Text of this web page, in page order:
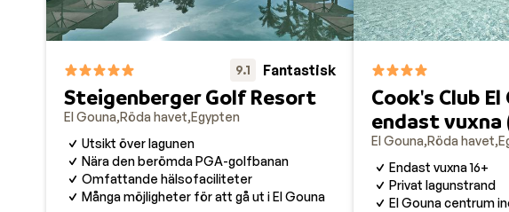
9.1 Fantastisk
Steigenberger Golf Resort
El Gouna Röda havet Egypten
Utsikt över lagunen
Nära den berömda PGA-golfbanan
Omfattande hälsofaciliteter
Många möjligheter för att gå ut i El Gouna
Cook's Club El
endast
El Gouna Röda havet
Endast vuxna 16+
Privat lagunstrand
El Gouna centrum